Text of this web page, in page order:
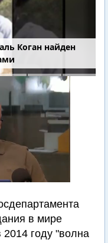
Коган найден
в мире
2014 году "волна